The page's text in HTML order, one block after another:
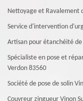
Nettoyage et Ravalement
Service d'intervention
Artisan pour étanchéité
Spécialiste en pose et
Verdon 83560
Société de pose de solin
Couvreur zingueur Vinon